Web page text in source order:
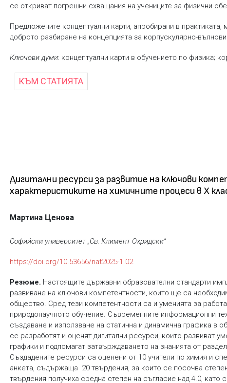
се откриват погрешни схващания на учениците за физични
Предложените концептуални карти, апробирани в
доброто разбиране на концепцията за корпускулярно-
Ключови думи: концептуални карти в обучението по физика;
КЪМ СТАТИЯТА
Дигитални ресурси за развитие на ключови
характеристиките на химичните процеси в X
Мартина Ценова
Софийски университет „Св. Климент Охридски“
https://doi.org/10.53656/nat2025-1.02
Резюме. Настоящите държавни образователни стандарти
развиване на ключови компетентности, които ще са
общество. Сред тези компетентности са и уменията за
природонаучното обучение. Съвременните информационни
създаване и използване на статична и динамична графика в
се разработят и оценят дигитални ресурси, които развиват
графики и подпомагат затвърждаването на знанията от
Създадените ресурси са оценени от 10 учители по химия и
анкета, съдържаща 20 твърдения, за които се посочва
твърдения получиха средна степен на съгласие над 4.0, като